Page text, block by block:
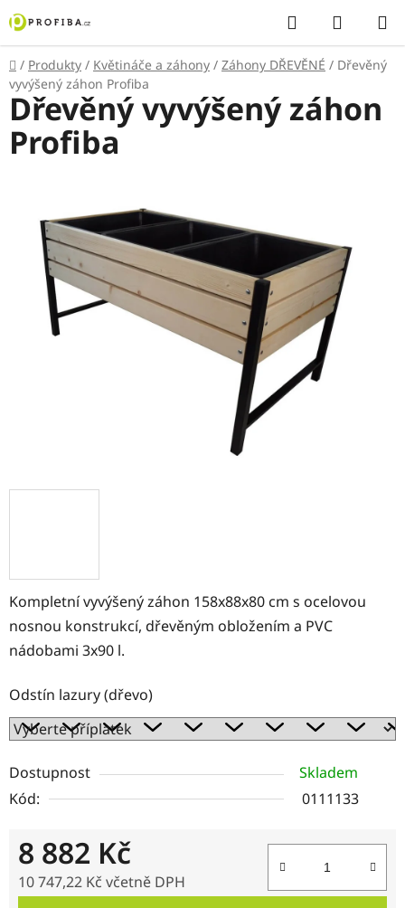
Přejít
na
obsah
Hledat
KOŠÍK
Domů
/ Produkty / Květináče a záhony / Záhony DŘEVĚNÉ / Dřevěný
vyvýšený záhon Profiba
Kompletní vyvýšený záhon 158x88x80 cm s ocelovou
nosnou konstrukcí, dřevěným obložením a PVC
nádobami 3x90 l.
Odstín lazury (dřevo)
Dostupnost
Skladem
Kód:
0111133
8 882 Kč
10 747,22 Kč včetně DPH
Dřevěný vyvýšený záhon
Profiba